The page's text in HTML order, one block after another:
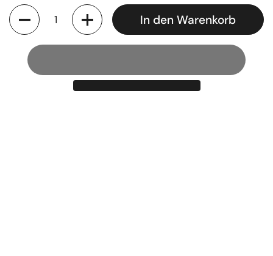
Anzahl
In den Warenkorb